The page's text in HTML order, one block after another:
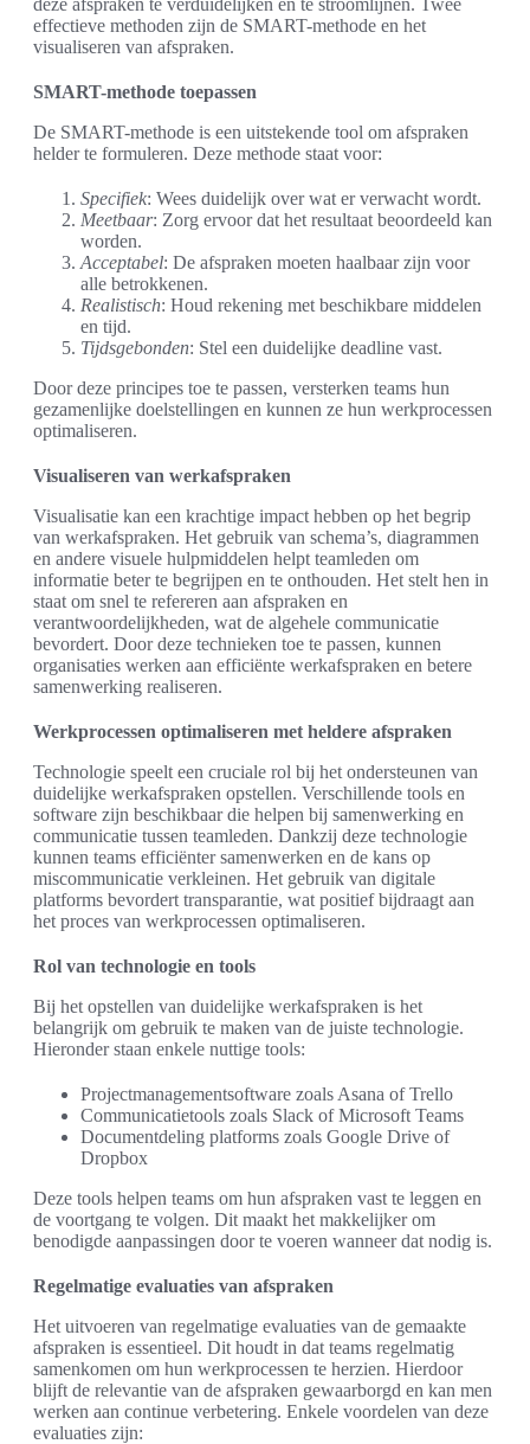
effectieve methoden zijn de SMART-methode en het
visualiseren van afspraken.
SMART-methode toepassen
De SMART-methode is een uitstekende tool om afspraken
helder te formuleren. Deze methode staat voor:
Specifiek: Wees duidelijk over wat er verwacht wordt.
Meetbaar: Zorg ervoor dat het resultaat beoordeeld kan
worden.
Acceptabel: De afspraken moeten haalbaar zijn voor
alle betrokkenen.
Realistisch: Houd rekening met beschikbare middelen
en tijd.
Tijdsgebonden: Stel een duidelijke deadline vast.
Door deze principes toe te passen, versterken teams hun
gezamenlijke doelstellingen en kunnen ze hun werkprocessen
optimaliseren.
Visualiseren van werkafspraken
Visualisatie kan een krachtige impact hebben op het begrip
van werkafspraken. Het gebruik van schema’s, diagrammen
en andere visuele hulpmiddelen helpt teamleden om
informatie beter te begrijpen en te onthouden. Het stelt hen in
staat om snel te refereren aan afspraken en
verantwoordelijkheden, wat de algehele communicatie
bevordert. Door deze technieken toe te passen, kunnen
organisaties werken aan efficiënte werkafspraken en betere
samenwerking realiseren.
Werkprocessen optimaliseren met heldere afspraken
Technologie speelt een cruciale rol bij het ondersteunen van
duidelijke werkafspraken opstellen. Verschillende tools en
software zijn beschikbaar die helpen bij samenwerking en
communicatie tussen teamleden. Dankzij deze technologie
kunnen teams efficiënter samenwerken en de kans op
miscommunicatie verkleinen. Het gebruik van digitale
platforms bevordert transparantie, wat positief bijdraagt aan
het proces van werkprocessen optimaliseren.
Rol van technologie en tools
Bij het opstellen van duidelijke werkafspraken is het
belangrijk om gebruik te maken van de juiste technologie.
Hieronder staan enkele nuttige tools:
Projectmanagementsoftware zoals Asana of Trello
Communicatietools zoals Slack of Microsoft Teams
Documentdeling platforms zoals Google Drive of
Dropbox
Deze tools helpen teams om hun afspraken vast te leggen en
de voortgang te volgen. Dit maakt het makkelijker om
benodigde aanpassingen door te voeren wanneer dat nodig is.
Regelmatige evaluaties van afspraken
Het uitvoeren van regelmatige evaluaties van de gemaakte
afspraken is essentieel. Dit houdt in dat teams regelmatig
samenkomen om hun werkprocessen te herzien. Hierdoor
blijft de relevantie van de afspraken gewaarborgd en kan men
werken aan continue verbetering. Enkele voordelen van deze
evaluaties zijn: